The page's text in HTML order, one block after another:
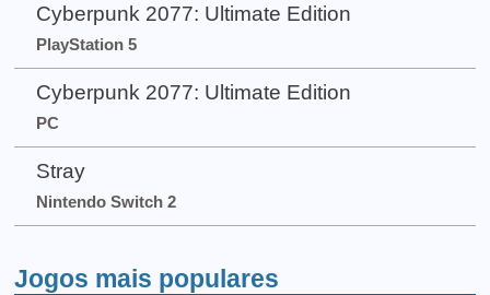
Cyberpunk 2077: Ultimate Edition
PlayStation 5
Cyberpunk 2077: Ultimate Edition
PC
Stray
Nintendo Switch 2
Jogos mais populares